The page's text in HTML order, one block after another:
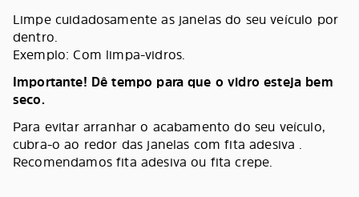
Limpe cuidadosamente as janelas do seu veículo por
dentro.
Exemplo: Com limpa-vidros.
Importante! Dê tempo para que o vidro esteja bem
seco.
Para evitar arranhar o acabamento do seu veículo,
cubra-o ao redor das janelas com fita adesiva .
Recomendamos fita adesiva ou fita crepe.